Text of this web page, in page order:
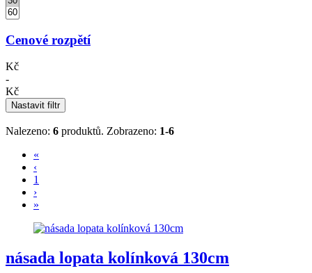
Cenové rozpětí
Kč
-
Kč
Nastavit filtr
Nalezeno: 6 produktů. Zobrazeno: 1-6
«
‹
1
›
»
násada lopata kolínková 130cm